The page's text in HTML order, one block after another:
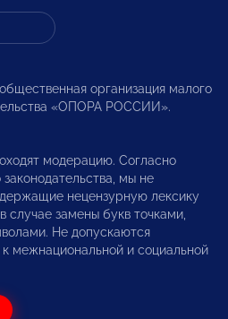
организация малого
«ОПОРА РОССИИ».
модерацию. Согласно
мы не
нецензурную лексику
замены букв точками,
Не допускаются
межнациональной и социальной